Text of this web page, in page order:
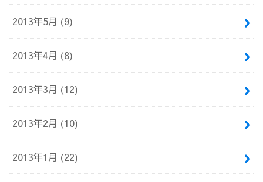
2013年5月 (9)
2013年4月 (8)
2013年3月 (12)
2013年2月 (10)
2013年1月 (22)